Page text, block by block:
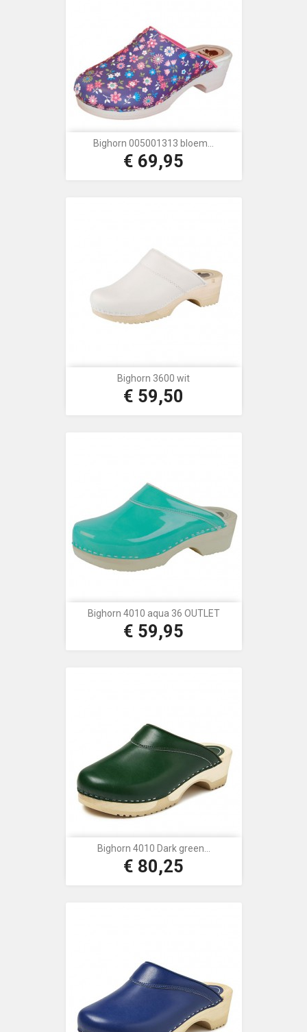
Bighorn 005001313 bloem...
Prijs
€ 69,95
Bighorn 3600 wit
Prijs
€ 59,50
Bighorn 4010 aqua 36 OUTLET
Prijs
€ 59,95
Bighorn 4010 Dark green...
Prijs
€ 80,25